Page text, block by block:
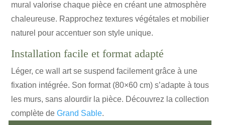
mural valorise chaque pièce en créant une atmosphère
chaleureuse. Rapprochez textures végétales et mobilier
naturel pour accentuer son style unique.
Installation facile et format adapté
Léger, ce wall art se suspend facilement grâce à une
fixation intégrée. Son format (80×60 cm) s’adapte à tous
les murs, sans alourdir la pièce. Découvrez la collection
complète deGrand Sable.